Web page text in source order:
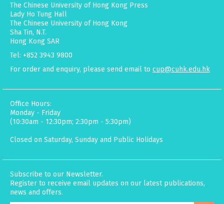
The Chinese University of Hong Kong Press
Lady Ho Tung Hall
The Chinese University of Hong Kong
Sha Tin, N.T.
Hong Kong SAR
Tel: +852 3943 9800
For order and enquiry, please send email to cup@cuhk.edu.hk
Office Hours:
Monday - Friday
(10:30am - 12:30pm; 2:30pm - 5:30pm)
Closed on Saturday, Sunday and Public Holidays
Subscribe to our Newsletter.
Register to receive email updates on our latest publications,
news and offers.